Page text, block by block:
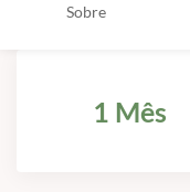
Sobre
1 Mês